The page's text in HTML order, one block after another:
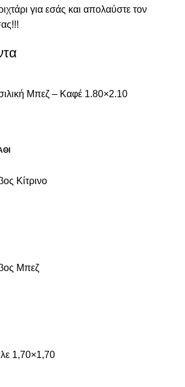
για εσάς και απολαύστε τον
Μπεζ – Καφέ 1.80×2.10
Κίτρινο
Μπεζ
1,70×1,70